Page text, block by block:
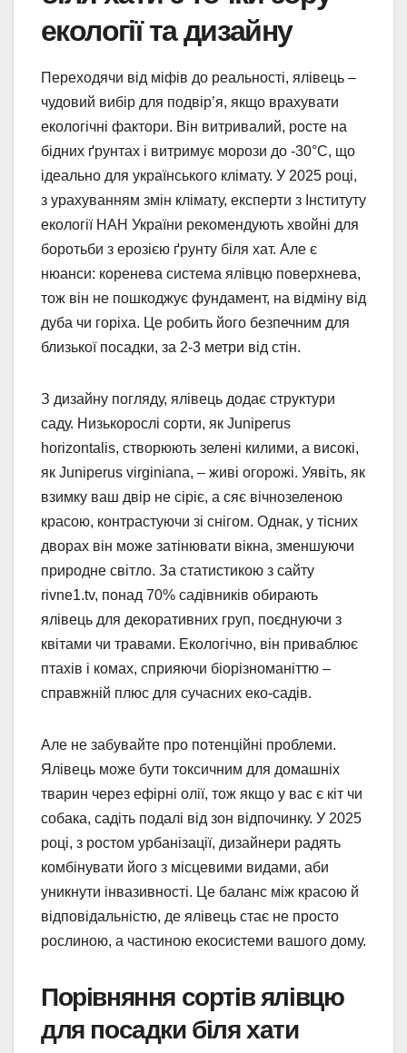
екології та дизайну
Переходячи від міфів до реальності, ялівець –
чудовий вибір для подвір’я, якщо врахувати
екологічні фактори. Він витривалий, росте на
бідних ґрунтах і витримує морози до -30°C, що
ідеально для українського клімату. У 2025 році,
з урахуванням змін клімату, експерти з Інституту
екології НАН України рекомендують хвойні для
боротьби з ерозією ґрунту біля хат. Але є
нюанси: коренева система ялівцю поверхнева,
тож він не пошкоджує фундамент, на відміну від
дуба чи горіха. Це робить його безпечним для
близької посадки, за 2-3 метри від стін.
З дизайну погляду, ялівець додає структури
саду. Низькорослі сорти, як Juniperus
horizontalis, створюють зелені килими, а високі,
як Juniperus virginiana, – живі огорожі. Уявіть, як
взимку ваш двір не сіріє, а сяє вічнозеленою
красою, контрастуючи зі снігом. Однак, у тісних
дворах він може затінювати вікна, зменшуючи
природне світло. За статистикою з сайту
rivne1.tv, понад 70% садівників обирають
ялівець для декоративних груп, поєднуючи з
квітами чи травами. Екологічно, він приваблює
птахів і комах, сприяючи біорізноманіттю –
справжній плюс для сучасних еко-садів.
Але не забувайте про потенційні проблеми.
Ялівець може бути токсичним для домашніх
тварин через ефірні олії, тож якщо у вас є кіт чи
собака, садіть подалі від зон відпочинку. У 2025
році, з ростом урбанізації, дизайнери радять
комбінувати його з місцевими видами, аби
уникнути інвазивності. Це баланс між красою й
відповідальністю, де ялівець стає не просто
рослиною, а частиною екосистеми вашого дому.
Порівняння сортів ялівцю
для посадки біля хати